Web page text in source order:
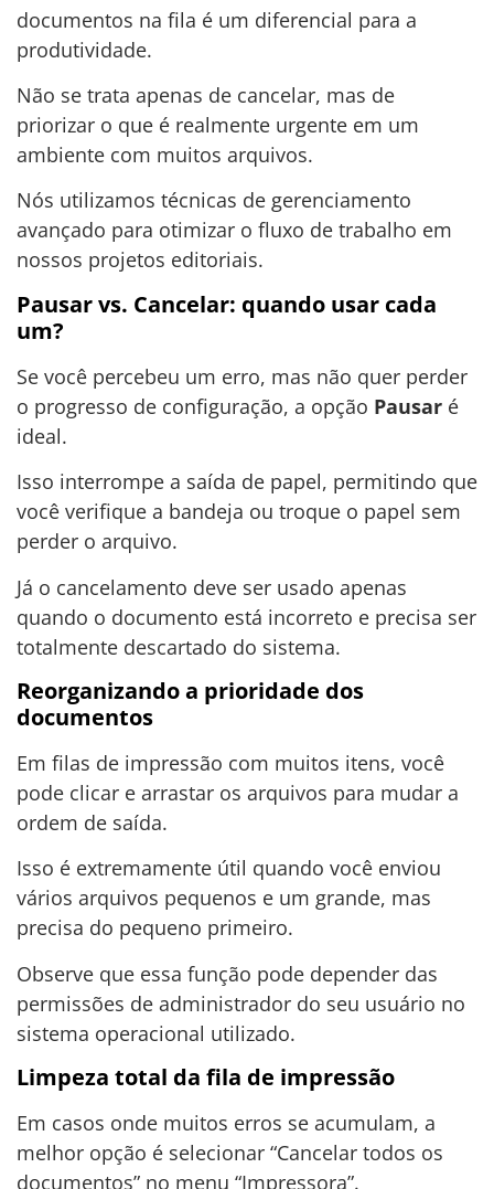
documentos na fila é um diferencial para a
produtividade.
Não se trata apenas de cancelar, mas de
priorizar o que é realmente urgente em um
ambiente com muitos arquivos.
Nós utilizamos técnicas de gerenciamento
avançado para otimizar o fluxo de trabalho em
nossos projetos editoriais.
Pausar vs. Cancelar: quando usar cada
um?
Se você percebeu um erro, mas não quer perder
o progresso de configuração, a opção Pausar é
ideal.
Isso interrompe a saída de papel, permitindo que
você verifique a bandeja ou troque o papel sem
perder o arquivo.
Já o cancelamento deve ser usado apenas
quando o documento está incorreto e precisa ser
totalmente descartado do sistema.
Reorganizando a prioridade dos
documentos
Em filas de impressão com muitos itens, você
pode clicar e arrastar os arquivos para mudar a
ordem de saída.
Isso é extremamente útil quando você enviou
vários arquivos pequenos e um grande, mas
precisa do pequeno primeiro.
Observe que essa função pode depender das
permissões de administrador do seu usuário no
sistema operacional utilizado.
Limpeza total da fila de impressão
Em casos onde muitos erros se acumulam, a
melhor opção é selecionar “Cancelar todos os
documentos” no menu “Impressora”.